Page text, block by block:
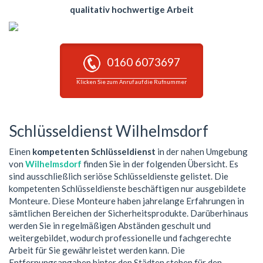
qualitativ hochwertige Arbeit
0160 6073697
Klicken Sie zum Anruf auf die Rufnummer
Schlüsseldienst Wilhelmsdorf
Einen kompetenten Schlüsseldienst in der nahen Umgebung
von Wilhelmsdorf finden Sie in der folgenden Übersicht. Es
sind ausschließlich seriöse Schlüsseldienste gelistet. Die
kompetenten Schlüsseldienste beschäftigen nur ausgebildete
Monteure. Diese Monteure haben jahrelange Erfahrungen in
sämtlichen Bereichen der Sicherheitsprodukte. Darüberhinaus
werden Sie in regelmäßigen Abständen geschult und
weitergebildet, wodurch professionelle und fachgerechte
Arbeit für Sie gewährleistet werden kann. Die